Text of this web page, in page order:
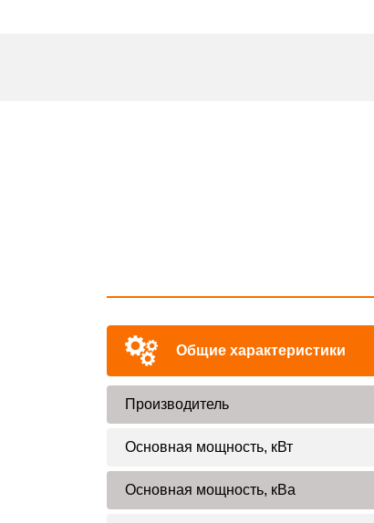
Общие характеристики
Производитель
Основная мощность, кВт
Основная мощность, кВа